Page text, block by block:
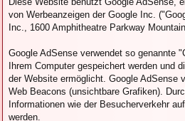
von Werbeanzeigen der Google Inc.
Inc., 1600 Amphitheatre Parkway
Google AdSense verwendet so genannte
Ihrem Computer gespeichert werden und
der Website ermöglicht. Google AdSense
Web Beacons (unsichtbare Grafiken).
Informationen wie der Besucherverkehr
werden.